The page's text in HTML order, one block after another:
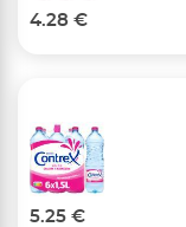
4.28 €
5.25 €